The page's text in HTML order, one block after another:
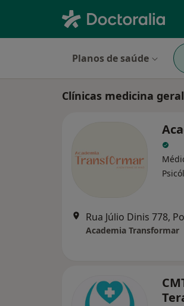
Planos de saúde
Clínicas medicina
Rua Júlio Dinis 778,
Academia Transformar